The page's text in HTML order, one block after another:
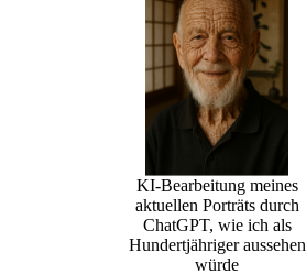
KI-Bearbeitung meines
aktuellen Porträts durch
ChatGPT, wie ich als
Hundertjähriger aussehen
würde